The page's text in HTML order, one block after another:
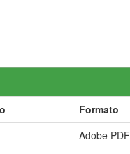
Formato
Adobe PDF